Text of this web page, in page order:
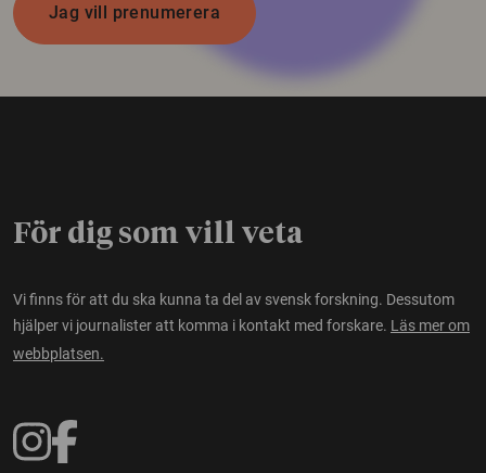
Jag vill prenumerera
För dig som vill veta
Vi finns för att du ska kunna ta del av svensk forskning. Dessutom
hjälper vi journalister att komma i kontakt med forskare. Läs mer om
webbplatsen.